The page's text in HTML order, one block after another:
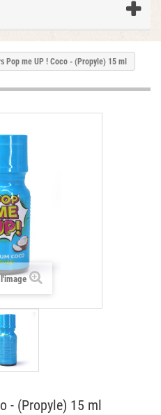
Pop me UP ! Coco - (Propyle) 15 ml
- (Propyle) 15 ml